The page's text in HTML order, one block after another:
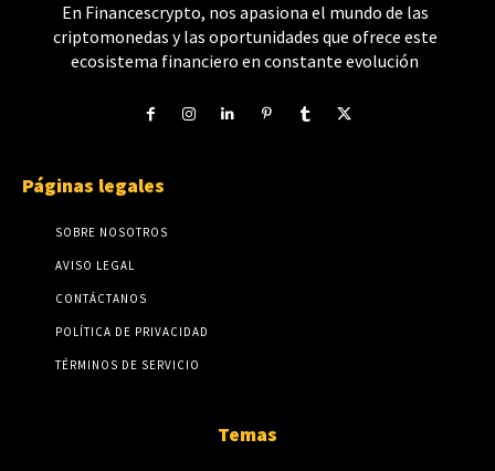
En Financescrypto, nos apasiona el mundo de las
criptomonedas y las oportunidades que ofrece este
ecosistema financiero en constante evolución
Páginas legales
SOBRE NOSOTROS
AVISO LEGAL
CONTÁCTANOS
POLÍTICA DE PRIVACIDAD
TÉRMINOS DE SERVICIO
Temas